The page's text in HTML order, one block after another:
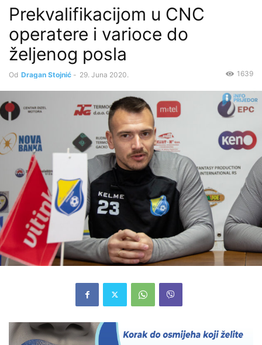
Prekvalifikacijom u CNC
operatere i varioce do
željenog posla
Od Dragan Stojnić - 29. Juna 2020. 1639